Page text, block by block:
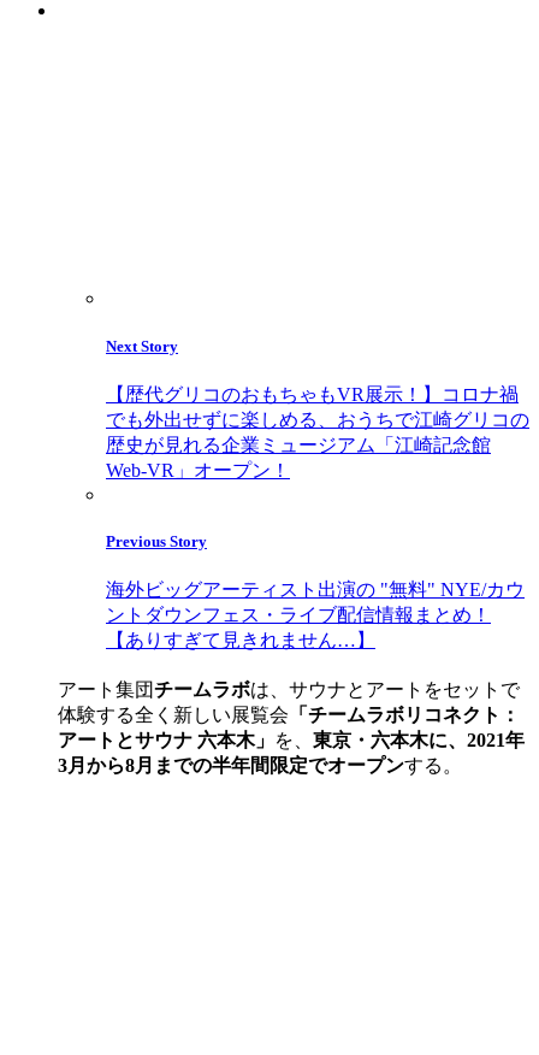
Next Story
【歴代グリコのおもちゃもVR展示！】コロナ禍
でも外出せずに楽しめる、おうちで江崎グリコの
歴史が見れる企業ミュージアム「江崎記念館
Web-VR」オープン！
Previous Story
海外ビッグアーティスト出演の "無料" NYE/カウ
ントダウンフェス・ライブ配信情報まとめ！
【ありすぎて見きれません…】
アート集団チームラボは、サウナとアートをセットで
体験する全く新しい展覧会 「チームラボリコネクト：
アートとサウナ 六本木」 を、 東京・六本木に、2021年
3月から8月までの半年間限定でオープンする。